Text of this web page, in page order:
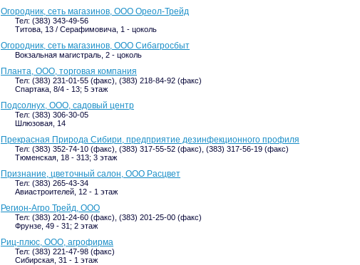
Огородник, сеть магазинов, ООО Ореол-Трейд
Тел: (383) 343-49-56
Титова, 13 / Серафимовича, 1 - цоколь
Огородник, сеть магазинов, ООО Сибагросбыт
Вокзальная магистраль, 2 - цоколь
Планта, ООО, торговая компания
Тел: (383) 231-01-55 (факс), (383) 218-84-92 (факс)
Спартака, 8/4 - 13; 5 этаж
Подсолнух, ООО, садовый центр
Тел: (383) 306-30-05
Шлюзовая, 14
Прекрасная Природа Сибири, предприятие дезинфекционного профиля
Тел: (383) 352-74-10 (факс), (383) 317-55-52 (факс), (383) 317-56-19 (факс)
Тюменская, 18 - 313; 3 этаж
Признание, цветочный салон, ООО Расцвет
Тел: (383) 265-43-34
Авиастроителей, 12 - 1 этаж
Регион-Агро Трейд, ООО
Тел: (383) 201-24-60 (факс), (383) 201-25-00 (факс)
Фрунзе, 49 - 31; 2 этаж
Риц-плюс, ООО, агрофирма
Тел: (383) 221-47-98 (факс)
Сибирская, 31 - 1 этаж